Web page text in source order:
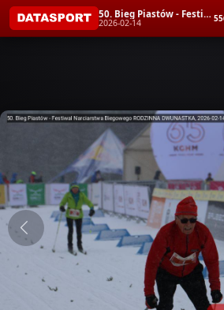
50. Bieg Piastów - Festiwal Narciarstwa Biegowego RODZINNA DWUNASTKA
2026-02-14